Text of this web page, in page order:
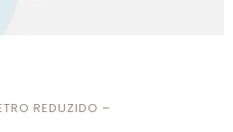
REDUZIDO –